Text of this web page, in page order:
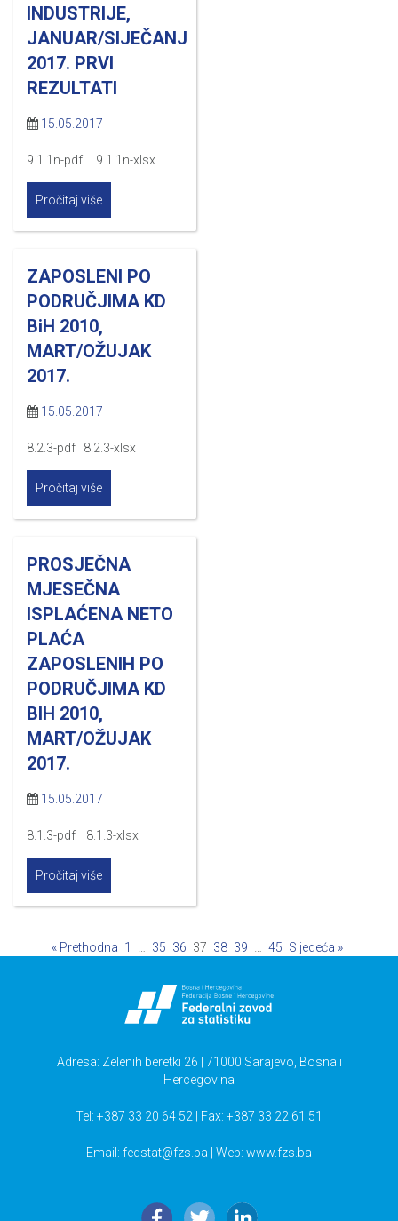
INDUSTRIJE,
JANUAR/SIJEČANJ
2017. PRVI
REZULTATI
15.05.2017
9.1.1n-pdf 9.1.1n-xlsx
Pročitaj više
ZAPOSLENI PO
PODRUČJIMA KD
BiH 2010,
MART/OŽUJAK
2017.
15.05.2017
8.2.3-pdf 8.2.3-xlsx
Pročitaj više
PROSJEČNA
MJESEČNA
ISPLAĆENA NETO
PLAĆA
ZAPOSLENIH PO
PODRUČJIMA KD
BIH 2010,
MART/OŽUJAK
2017.
15.05.2017
8.1.3-pdf 8.1.3-xlsx
Pročitaj više
« Prethodna 1 35 36 37 38 39 45 Sljedeća »
Adresa: Zelenih beretki 26 | 71000 Sarajevo, Bosna i
Hercegovina
Tel: +387 33 20 64 52 | Fax: +387 33 22 61 51
Email: fedstat@fzs.ba | Web: www.fzs.ba